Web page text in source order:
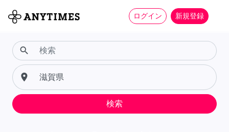
ログイン 新規登録
search
place
検索